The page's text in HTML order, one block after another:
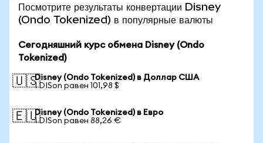
Посмотрите результаты конвертации Disney
(Ondo Tokenized) в популярные валюты
Сегодняшний курс обмена Disney (Ondo
Tokenized)
🇺🇸Disney (Ondo Tokenized) в Доллар США
1 DISon равен 101,98 $
🇪🇺Disney (Ondo Tokenized) в Евро
1 DISon равен 88,26 €